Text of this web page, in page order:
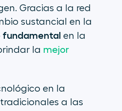
Gracias a la red
sustancial en la
fundamental en la
la mejor
en la
a las